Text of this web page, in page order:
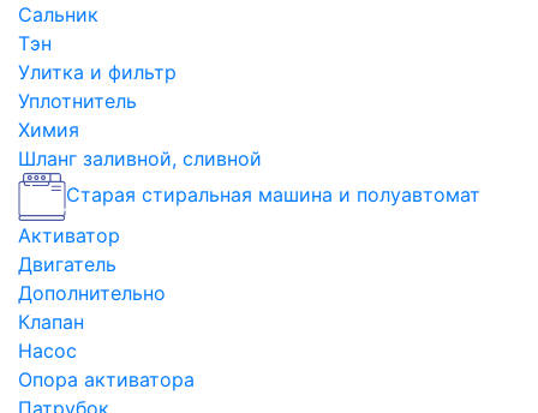
Сальник
Тэн
Улитка и фильтр
Уплотнитель
Химия
Шланг заливной, сливной
Старая стиральная машина и полуавтомат
Активатор
Двигатель
Дополнительно
Клапан
Насос
Опора активатора
Патрубок